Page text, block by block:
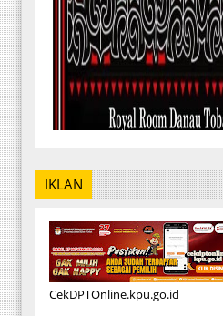
IKLAN
CekDPTOnline.kpu.go.id